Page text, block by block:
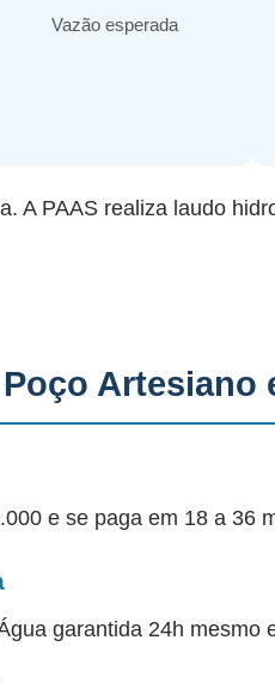
Vazão esperada
A PAAS realiza laudo
Artesiano
e se paga em 18 a 36
garantida 24h mesmo